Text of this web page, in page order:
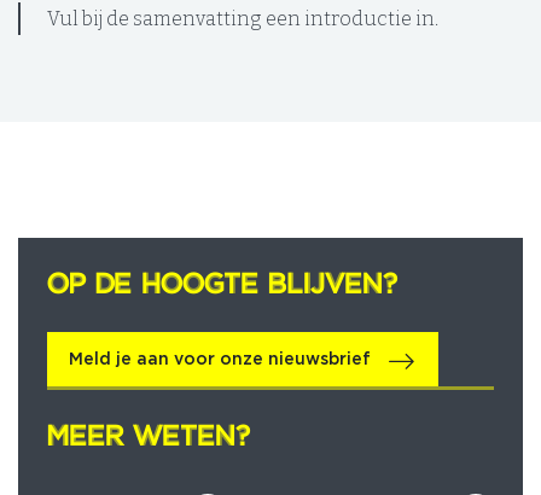
Vul bij de samenvatting een introductie in.
OP DE HOOGTE BLIJVEN?
OP DE HOOGTE BLIJVEN?
Meld je aan voor onze nieuwsbrief
MEER WETEN?
MEER WETEN?